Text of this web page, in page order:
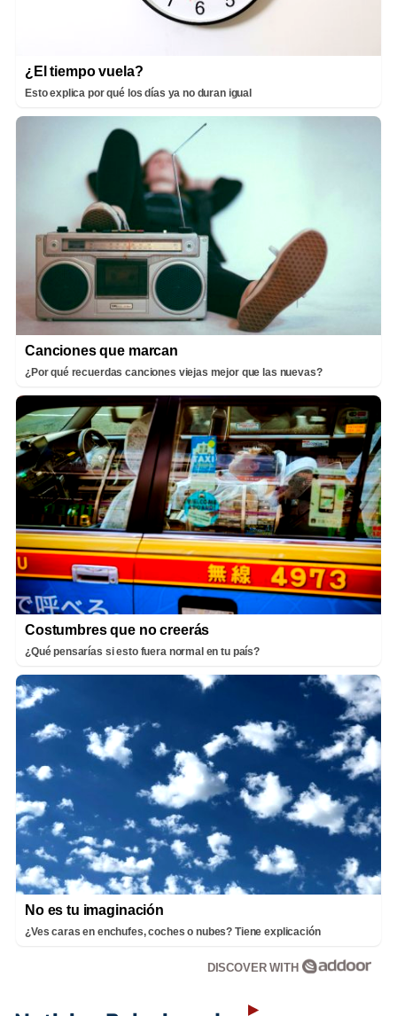
¿El tiempo vuela?
Esto explica por qué los días ya no duran igual
Canciones que marcan
¿Por qué recuerdas canciones viejas mejor que las nuevas?
Costumbres que no creerás
¿Qué pensarías si esto fuera normal en tu país?
No es tu imaginación
¿Ves caras en enchufes, coches o nubes? Tiene explicación
DISCOVER WITH